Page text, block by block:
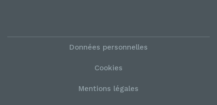
Données personnelles
Cookies
Mentions légales